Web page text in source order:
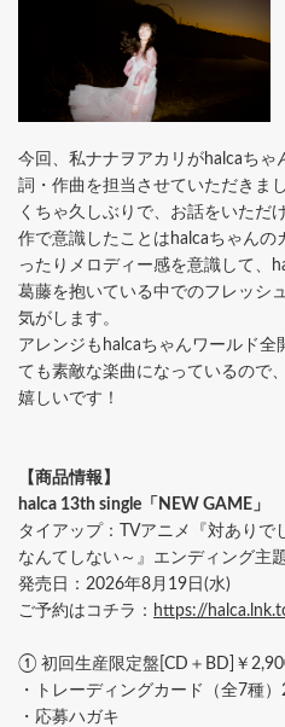
今回、私ナナヲアカリがhalcaち
詞・作曲を担当させていただきま
くちゃ久しぶりで、お話をいただ
作で意識したことはhalcaちゃん
ったりメロディー感を意識して、
葛藤を抱いている中でのフレッシ
気がします。
アレンジもhalcaちゃんワールド全
ても素敵な楽曲になっているので
嬉しいです！
【商品情報】
halca 13th single「NEW GAME」
タイアップ：TVアニメ『対ありで
なんてしない～』エンディング主
発売日：2026年8月19日(水)
ご予約はコチラ： https://
① 初回生産限定盤[CD＋BD]￥
・トレーディングカード（全7種）
・応募ハガキ